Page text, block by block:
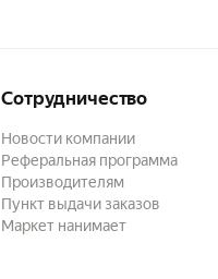
Сотрудничество
Новости компании
Реферальная программа
Производителям
Пункт выдачи заказов
Маркет нанимает